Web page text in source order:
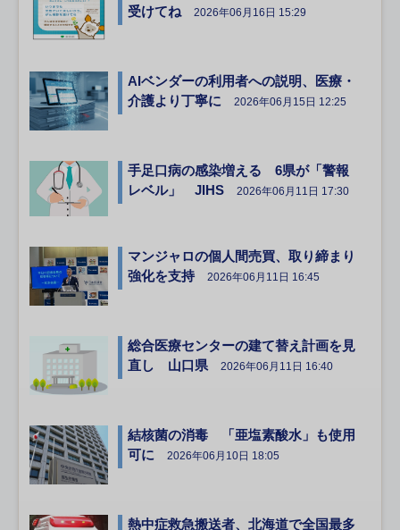
受けてね
2026年06月16日 15:29
AIベンダーの利用者への説明、医療・
介護より丁寧に
2026年06月15日 12:25
手足口病の感染増える 6県が「警報
レベル」 JIHS
2026年06月11日 17:30
マンジャロの個人間売買、取り締まり
強化を支持
2026年06月11日 16:45
総合医療センターの建て替え計画を見
直し 山口県
2026年06月11日 16:40
結核菌の消毒 「亜塩素酸水」も使用
可に
2026年06月10日 18:05
熱中症救急搬送者、北海道で全国最多